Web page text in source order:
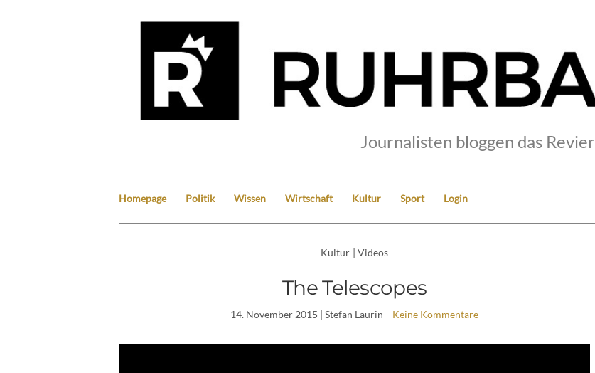
Journalisten bloggen das Revier
Homepage Politik Wissen Wirtschaft Kultur Sport Login
Kultur | Videos
The Telescopes
14. November 2015 | Stefan Laurin Keine Kommentare